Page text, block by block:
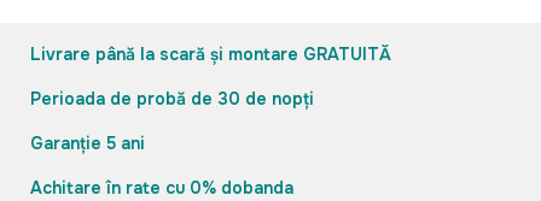
Livrare până la scară și montare GRATUITĂ
Perioada de probă de 30 de nopți
Garanție 5 ani
Achitare în rate cu 0% dobanda